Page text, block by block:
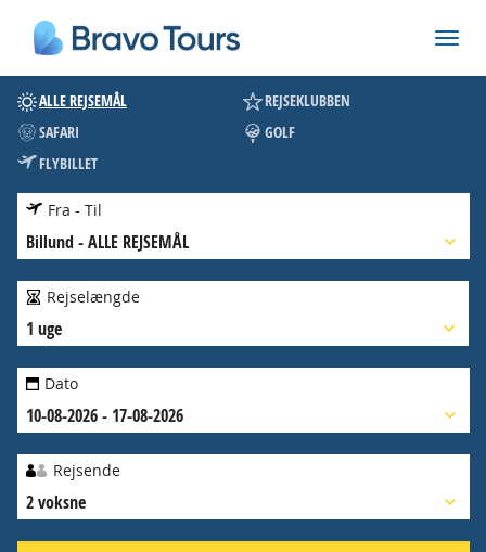
ALLE REJSEMÅL
REJSEKLUBBEN
SAFARI
GOLF
FLYBILLET
Fra - Til
Billund -ALLE REJSEMÅL
Rejselængde
1 uge
Dato
10-08-2026 - 17-08-2026
Rejsende
2 voksne